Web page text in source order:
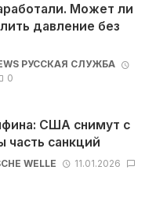
Может ли
давление без
РУССКАЯ СЛУЖБА
0
США снимут с
часть санкций
WELLE
11.01.2026